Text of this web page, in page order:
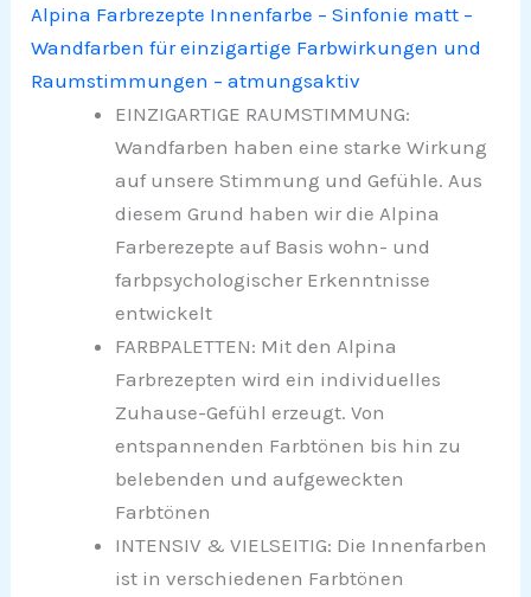
Alpina Farbrezepte Innenfarbe – Sinfonie matt –
Wandfarben für einzigartige Farbwirkungen und
Raumstimmungen – atmungsaktiv
EINZIGARTIGE RAUMSTIMMUNG:
Wandfarben haben eine starke Wirkung
auf unsere Stimmung und Gefühle. Aus
diesem Grund haben wir die Alpina
Farberezepte auf Basis wohn- und
farbpsychologischer Erkenntnisse
entwickelt
FARBPALETTEN: Mit den Alpina
Farbrezepten wird ein individuelles
Zuhause-Gefühl erzeugt. Von
entspannenden Farbtönen bis hin zu
belebenden und aufgeweckten
Farbtönen
INTENSIV & VIELSEITIG: Die Innenfarben
ist in verschiedenen Farbtönen